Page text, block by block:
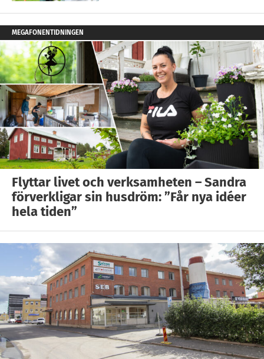
MEGAFONENTIDNINGEN
Flyttar livet och verksamheten – Sandra
förverkligar sin husdröm: ”Får nya idéer
hela tiden”